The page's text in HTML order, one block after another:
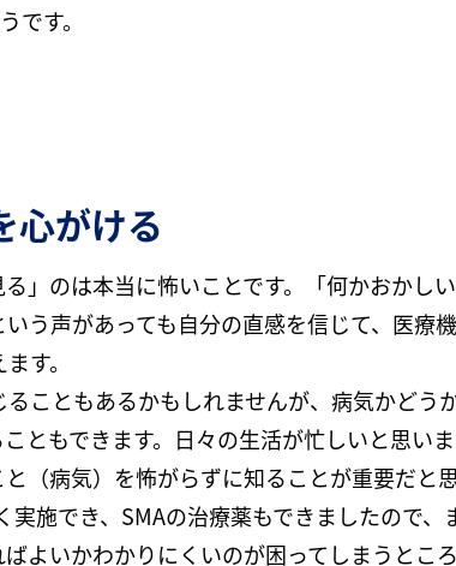
です。
心がける
」のは本当に怖いことです。「何かおかし
う声があっても自分の直感を信じて、医療
す。
こともあるかもしれませんが、病気かどう
ともできます。日々の生活が忙しいと思い
（病気）を怖がらずに知ることが重要だと思
施でき、SMAの治療薬もできましたので、
よいかわかりにくいのが困ってしまうとこ